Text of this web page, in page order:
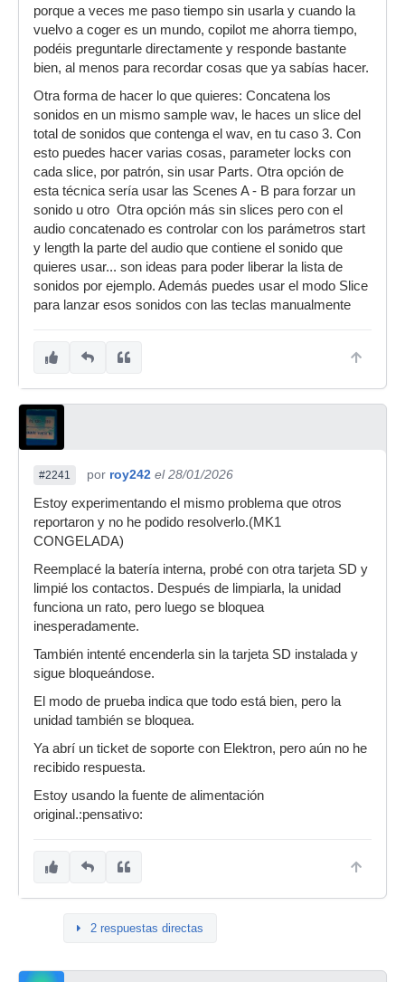
porque a veces me paso tiempo sin usarla y cuando la
vuelvo a coger es un mundo, copilot me ahorra tiempo,
podéis preguntarle directamente y responde bastante
bien, al menos para recordar cosas que ya sabías hacer.
Otra forma de hacer lo que quieres: Concatena los
sonidos en un mismo sample wav, le haces un slice del
total de sonidos que contenga el wav, en tu caso 3. Con
esto puedes hacer varias cosas, parameter locks con
cada slice, por patrón, sin usar Parts. Otra opción de
esta técnica sería usar las Scenes A - B para forzar un
sonido u otro Otra opción más sin slices pero con el
audio concatenado es controlar con los parámetros start
y length la parte del audio que contiene el sonido que
quieres usar... son ideas para poder liberar la lista de
sonidos por ejemplo. Además puedes usar el modo Slice
para lanzar esos sonidos con las teclas manualmente
#2241 por roy242 el 28/01/2026
Estoy experimentando el mismo problema que otros
reportaron y no he podido resolverlo.(MK1
CONGELADA)
Reemplacé la batería interna, probé con otra tarjeta SD y
limpié los contactos. Después de limpiarla, la unidad
funciona un rato, pero luego se bloquea
inesperadamente.
También intenté encenderla sin la tarjeta SD instalada y
sigue bloqueándose.
El modo de prueba indica que todo está bien, pero la
unidad también se bloquea.
Ya abrí un ticket de soporte con Elektron, pero aún no he
recibido respuesta.
Estoy usando la fuente de alimentación
original.:pensativo:
2 respuestas directas